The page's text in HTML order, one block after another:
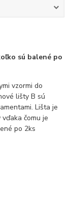
sú balené po
vzormi do
lišty B sú
Lišta je
čomu je
po 2ks